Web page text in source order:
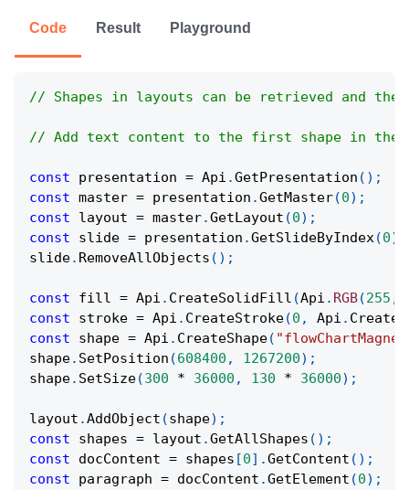
Code Result Playground
// Shapes in layouts can be retrieved and
// Add text content to the first shape in the
const presentation = Api .GetPresentation ( ) ;
const master = presentation .GetMaster(0) ;
const layout = master.GetLayout (0) ;
const slide = presentation .GetSlideByIndex(0)
slide. RemoveAllObjects ( ) ;
const fill = Api . CreateSolidFill (Api . RGB(255 ,
const stroke = Api . CreateStroke(0 , Api .
const shape = Api . CreateShape(
shape. SetPosition (608400 , 1267200) ;
shape. SetSize(300 * 36000 , 130 * 36000) ;
layout .AddObject (shape) ;
const shapes = layout .GetAllShapes ( ) ;
const docContent = shapes [0] .GetContent ( ) ;
const paragraph = docContent .GetElement (0) ;